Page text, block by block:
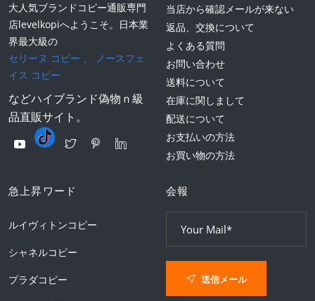
大人気ブランドコピー通販専門
店levelkopiへようこそ。日本業
界最大級の
セリーヌ コピー 、
ノースフェ
イス コピー
などハイブランド偽物ｎ級
品直販サイト。
当店から確認メールが来ない
返品、交換について
よくある質問
お問い合わせ
送料について
在庫に関しまして
配送について
お支払いの方法
お買い物の方法
急上昇ワード
ルイヴィトンコピー
シャネルコピー
プラダコピー
会報
送信メール